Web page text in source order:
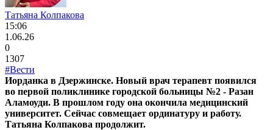
Татьяна Колпакова
15:06
1.06.26
0
1307
#Вести
Иорданка в Дзержинске. Новый врач терапевт появился
во первой поликлинике городской больницы №2 - Разан
Аламоуди. В прошлом году она окончила медицинский
университет. Сейчас совмещает ординатуру и работу.
Татьяна Колпакова продолжит.